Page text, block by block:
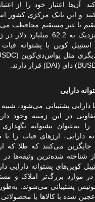
آن‌ها اعتبار خود را از
و این بانک مرکزی کشور
با ارزش تقریبی نزدیک به 62.2
استیبل کوین با پشتوانه
دارایی
دارایی پشتیبانی می‌شود، شبیه
در این زمینه وجود
به‌عنوان پشتوانه
دارایی، ارزهای فیات را
می‌کنند که طلا که
شده‌ترین وثیقه‌ها در
کوین‌های پشتوانه دارایی
در موارد بزرگ‌تر املاک و
پشتیبانی می‌شوند.
شده با کالاها یا